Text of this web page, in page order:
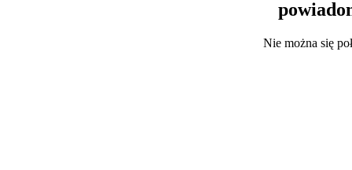
Nie można się